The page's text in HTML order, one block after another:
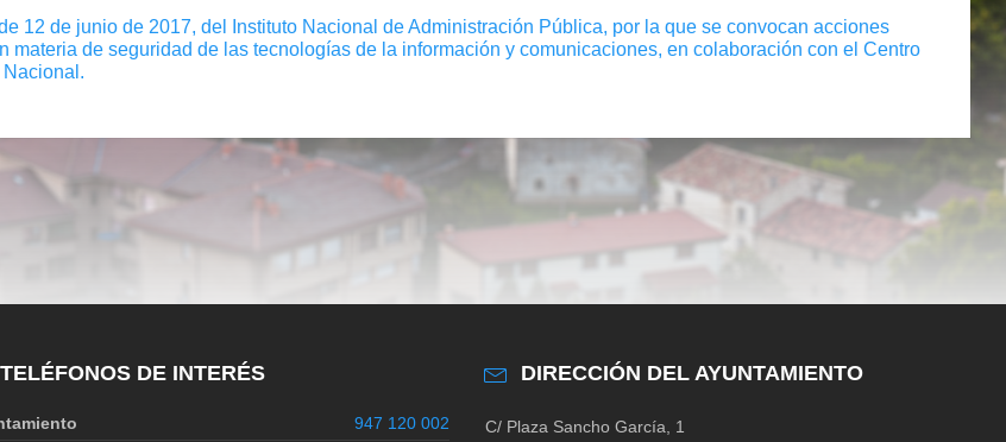
12 de junio de 2017, del Instituto Nacional de Administración Pública, por la que se convocan acciones
materia de seguridad de las tecnologías de la información y comunicaciones, en colaboración con el Centro
TELÉFONOS DE INTERÉS
947 120 002
DIRECCIÓN DEL AYUNTAMIENTO
C/ Plaza Sancho García, 1